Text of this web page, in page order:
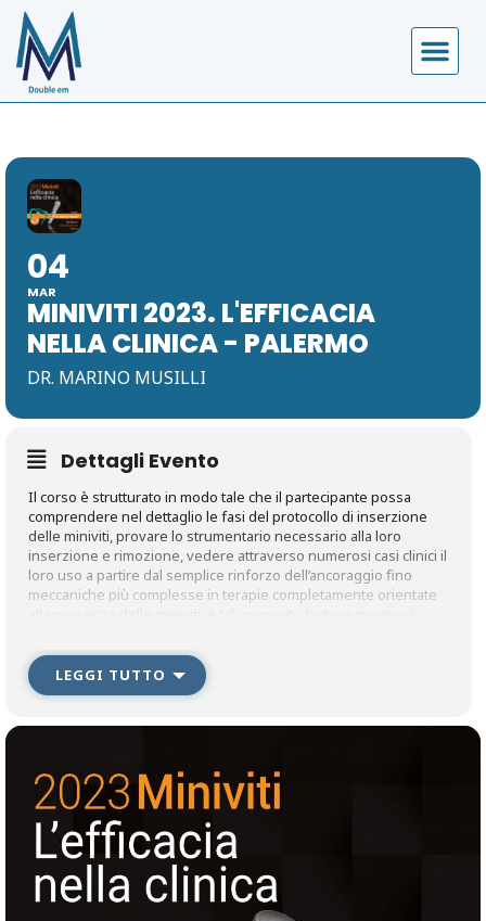
04
MAR
MINIVITI 2023. L'EFFICACIA
NELLA CLINICA - PALERMO
DR. MARINO MUSILLI
Dettagli Evento
Il corso è strutturato in modo tale che il partecipante possa
comprendere nel dettaglio le fasi del protocollo di inserzione
delle miniviti, provare lo strumentario necessario alla loro
inserzione e rimozione, vedere attraverso numerosi casi clinici il
loro uso a partire dal semplice rinforzo dell’ancoraggio fino
meccaniche più complesse in terapie completamente orientate
le miniviti possano essere fondamentali nello sviluppo di terapie
altamente individualizzate.
LEGGI TUTTO